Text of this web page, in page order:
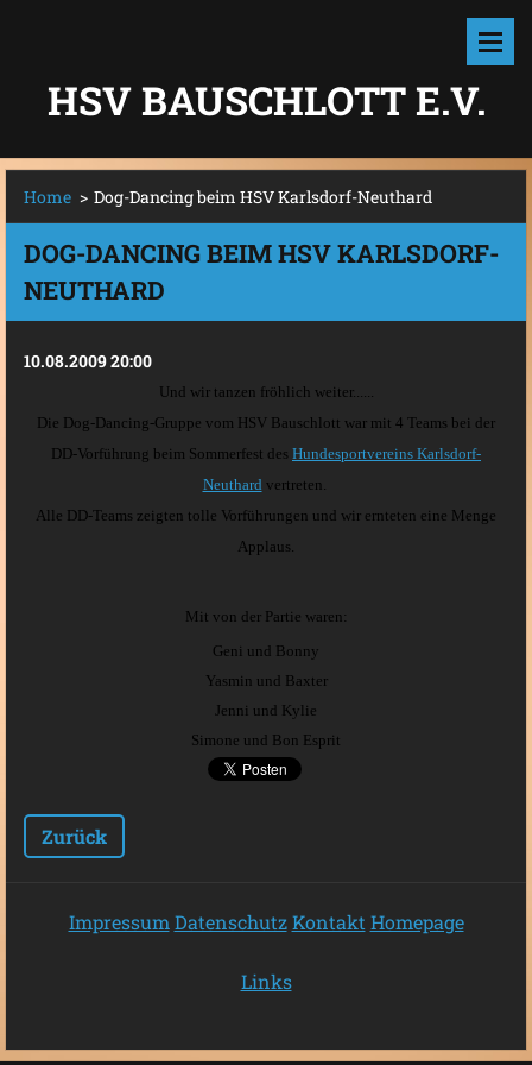
HSV BAUSCHLOTT E.V.
Home > Dog-Dancing beim HSV Karlsdorf-Neuthard
DOG-DANCING BEIM HSV KARLSDORF-
NEUTHARD
10.08.2009 20:00
Und wir tanzen fröhlich weiter......
Die Dog-Dancing-Gruppe vom HSV Bauschlott war mit 4 Teams bei der
DD-Vorführung beim Sommerfest des Hundesportvereins Karlsdorf-
Neuthard vertreten.
Alle DD-Teams zeigten tolle Vorführungen und wir ernteten eine Menge
Applaus.
Mit von der Partie waren:
Geni und Bonny
Yasmin und Baxter
Jenni und Kylie
Simone und Bon Esprit
Zurück
Impressum Datenschutz Kontakt Homepage
Links